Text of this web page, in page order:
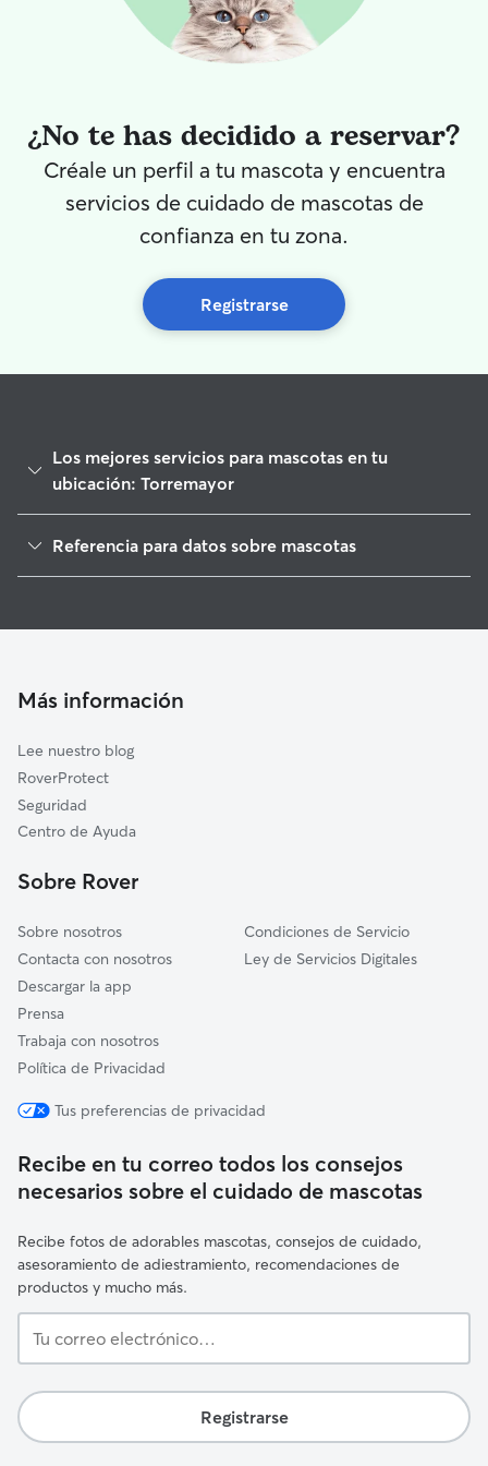
¿No te has decidido a reservar?
Créale un perfil a tu mascota y encuentra
servicios de cuidado de mascotas de
confianza en tu zona.
Registrarse
Los mejores servicios para mascotas en tu
ubicación: Torremayor
Cuidado de mascota en Torremayor
Cuidadores de Perros en Torremayor
Cuidadores de Gatos en Torremayor
Referencia para datos sobre mascotas
Más información
Lee nuestro blog
RoverProtect
Seguridad
Centro de Ayuda
Sobre Rover
Sobre nosotros
Contacta con nosotros
Descargar la app
Prensa
Trabaja con nosotros
Política de Privacidad
Condiciones de Servicio
Ley de Servicios Digitales
Tus preferencias de privacidad
Recibe en tu correo todos los consejos
necesarios sobre el cuidado de mascotas
Recibe fotos de adorables mascotas, consejos de cuidado,
asesoramiento de adiestramiento, recomendaciones de
productos y mucho más.
correo
Registrarse